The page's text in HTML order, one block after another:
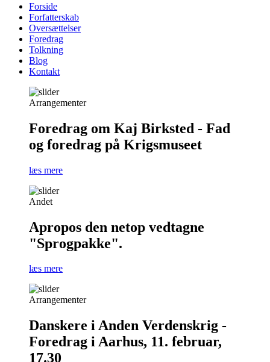
Forside
Forfatterskab
Oversættelser
Foredrag
Tolkning
Blog
Kontakt
Arrangementer
Foredrag om Kaj Birksted - Fad
og foredrag på Krigsmuseet
læs mere
Andet
Apropos den netop vedtagne
"Sprogpakke".
læs mere
Arrangementer
Danskere i Anden Verdenskrig -
Foredrag i Aarhus, 11. februar,
17.30